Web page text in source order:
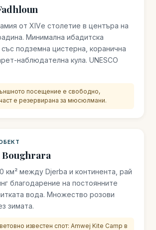
от XIVе столетие в центъра на
Минимална ибадитска
подземна цистерна, коранична
наблюдателна кула. UNESCO
посещение е свободно,
е резервирана за мюсюлмани.
Boughrara
км² между Djerba и континента, рай
благодарение на постоянните
вода. Множество розови
зимата.
известен спот: Amwej Kite Camp в